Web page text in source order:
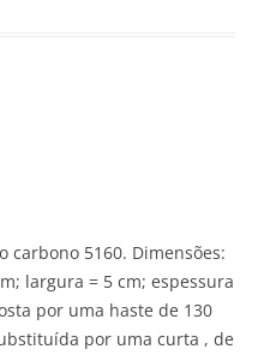
carbono 5160. Dimensões:
largura = 5 cm; espessura
por uma haste de 130
por uma curta , de